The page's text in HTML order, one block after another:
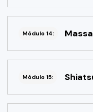
Módulo 14:
Módulo 15: